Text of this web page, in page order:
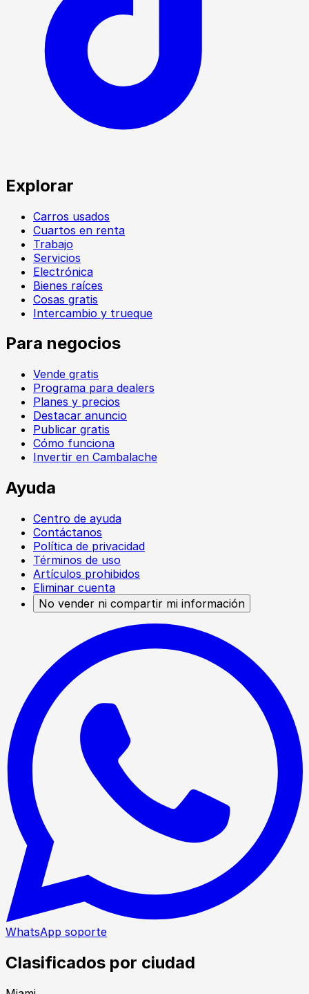
Explorar
Carros usados
Cuartos en renta
Trabajo
Servicios
Electrónica
Bienes raíces
Cosas gratis
Intercambio y trueque
Para negocios
Vende gratis
Programa para dealers
Planes y precios
Destacar anuncio
Publicar gratis
Cómo funciona
Invertir en Cambalache
Ayuda
Centro de ayuda
Contáctanos
Política de privacidad
Términos de uso
Artículos prohibidos
Eliminar cuenta
No vender ni compartir mi información
WhatsApp soporte
Clasificados por ciudad